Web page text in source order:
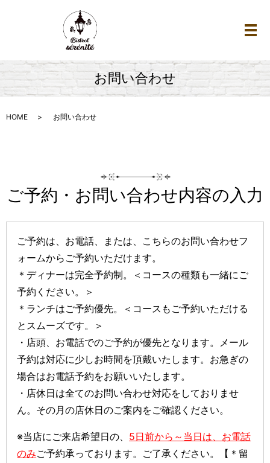
メ
お問い合わせ
HOME お問い合わせ
ご予約・お問い合わせ内容の入力
ご予約は、お電話、または、こちらのお問い合わせフ
ォームからご予約いただけます。
＊ディナーは完全予約制。＜コースの種類も一緒にご
予約ください。＞
＊ランチはご予約優先。＜コースもご予約いただける
とスムーズです。＞
・店頭、お電話でのご予約が優先となります。メール
予約は対応に少しお時間を頂戴いたします。お急ぎの
場合はお電話予約をお願いいたします。
・店休日は全てのお問い合わせ対応をしておりませ
ん。その月の店休日のご案内をご確認ください。
※当店にご来店希望日の、 5日前から～当日は、お電話
のみご予約承っております。ご了承ください。【＊留